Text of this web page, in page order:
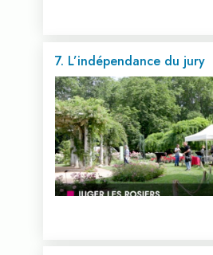
Voir cette vidéo...
7. L’indépendance du jury